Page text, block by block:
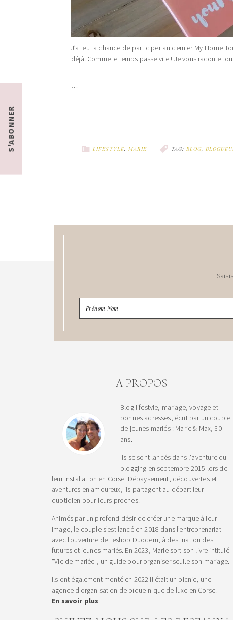
J’ai eu la chance de participer au dernier My Home
déjà! Comme le temps passe vite ! Je vous raconte
…
LIFESTYLE, MARIE TAG: BLOG,
A PROPOS
Blog lifestyle, mariage, voyage et
bonnes adresses, écrit par un couple
de jeunes mariés : Marie & Max, 30
ans.
Ils se sont lancés dans l'aventure du
blogging en septembre 2015 lors de
leur installation en Corse. Dépaysement, découvertes et
aventures en amoureux, ils partagent au départ leur
quotidien pour leurs proches.
Animés par un profond désir de créer une marque à leur
image, le couple s’est lancé en 2018 dans l’entreprenariat
avec l'ouverture de l'eshop Duodem, à destination des
futures et jeunes mariés. En 2023, Marie sort son livre intitulé
"Vie de mariée", un guide pour organiser seul.e son mariage.
Ils ont également monté en 2022 Il était un picnic, une
agence d'organisation de pique-nique de luxe en Corse.
En savoir plus
S'ABONNER